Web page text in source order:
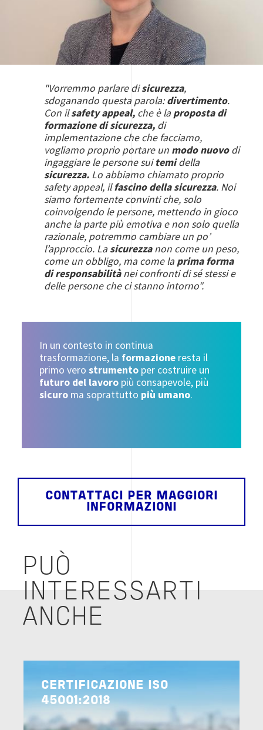
"Vorremmo parlare disicurezza,
sdoganando questa parola:divertimento.
Con ilsafety appeal,che è la proposta di
formazione di sicurezza,di
implementazione che che facciamo,
vogliamo proprio portare un modo nuovodi
ingaggiare le persone suitemidella
sicurezza.Lo abbiamo chiamato proprio
safety appeal, ilfascino della sicurezza. Noi
siamo fortemente convinti che, solo
coinvolgendo le persone, mettendo in gioco
anche la parte più emotiva e non solo quella
razionale, potremmo cambiare un po’
l’approccio. La sicurezzanon come un peso,
come un obbligo, ma come la prima forma
di responsabilitànei confronti di sé stessi e
delle persone che ci stanno intorno".
In un contesto in continua
trasformazione, la formazione resta il
primo verostrumento per costruire un
futuro del lavoro più consapevole, più
sicuro ma soprattutto più umano.
CONTATTACI PER MAGGIORI
INFORMAZIONI
PUÒ
INTERESSARTI
ANCHE
CERTIFICAZIONE ISO
45001:2018